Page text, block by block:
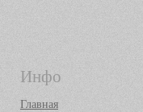
Инфо
Главная